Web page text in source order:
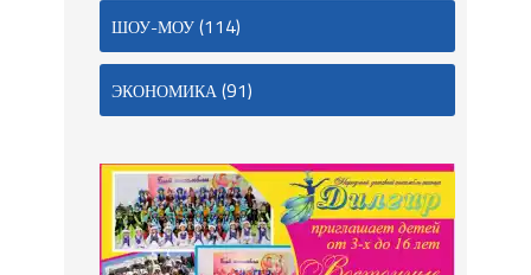
ШОУ-МОУ(114)
ЭКОНОМИКА(91)